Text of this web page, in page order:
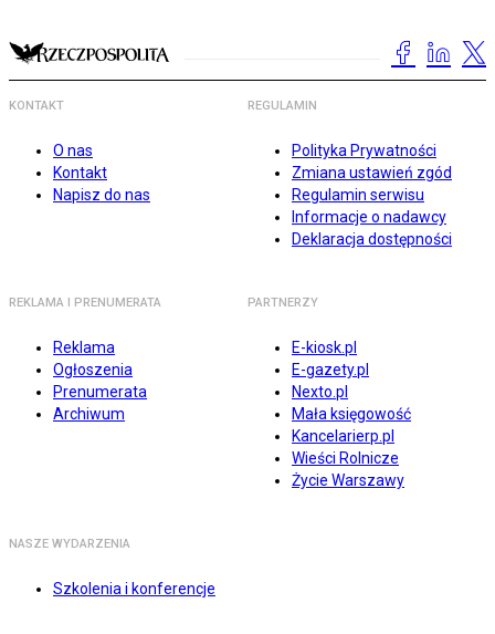
KONTAKT
O nas
Kontakt
Napisz do nas
REGULAMIN
Polityka Prywatności
Zmiana ustawień zgód
Regulamin serwisu
Informacje o nadawcy
Deklaracja dostępności
REKLAMA I PRENUMERATA
Reklama
Ogłoszenia
Prenumerata
Archiwum
PARTNERZY
E-kiosk.pl
E-gazety.pl
Nexto.pl
Mała księgowość
Kancelarierp.pl
Wieści Rolnicze
Życie Warszawy
NASZE WYDARZENIA
Szkolenia i konferencje